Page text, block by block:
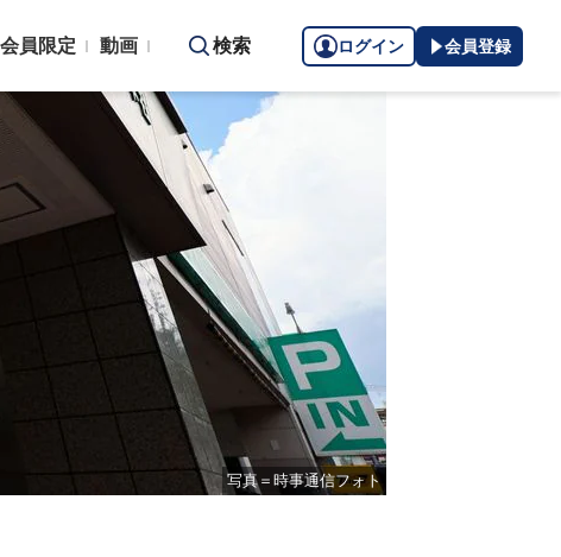
会員限定 動画 検索 ログイン 会員登録
写真＝時事通信フォト